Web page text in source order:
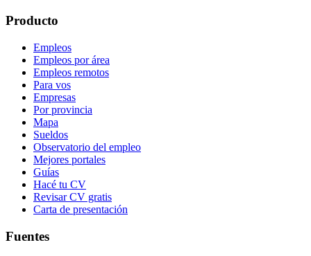
Producto
Empleos
Empleos por área
Empleos remotos
Para vos
Empresas
Por provincia
Mapa
Sueldos
Observatorio del empleo
Mejores portales
Guías
Hacé tu CV
Revisar CV gratis
Carta de presentación
Fuentes